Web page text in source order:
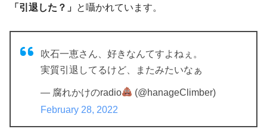
「引退した？」 と囁かれています。
吹石一恵さん、好きなんてすよねぇ。
実質引退してるけど、またみたいなぁ
— 腐れかけのradio
(@hanageClimber)
February 28, 2022